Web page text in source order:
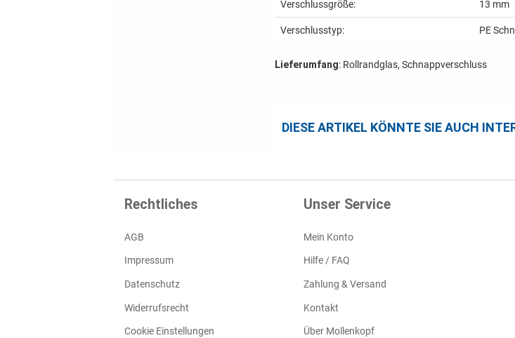
Verschlussgröße: 13 mm
Verschlusstyp: PE
Lieferumfang: Rollrandglas, Schnappverschluss
DIESE ARTIKEL KÖNNTE SIE AUCH
Rechtliches
AGB
Impressum
Datenschutz
Widerrufsrecht
Cookie Einstellungen
Unser Service
Mein Konto
Hilfe / FAQ
Zahlung & Versand
Kontakt
Über Mollenkopf